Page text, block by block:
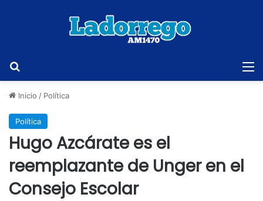
Inicio / Política
Política
Hugo Azcárate es el
reemplazante de Unger en el
Consejo Escolar